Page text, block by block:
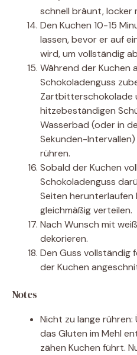
schnell bräunt, locker
Den Kuchen 10-15
lassen, bevor er auf
wird, um vollständig
Während der Kuchen
Schokoladenguss
Zartbitterschokolade
hitzebeständigen
Wasserbad (oder in
Sekunden-
rühren.
Sobald der Kuchen
Schokoladenguss
Seiten herunterlaufen
gleichmäßig verteilen.
Nach Wunsch mit
dekorieren.
Den Guss vollständig
der Kuchen
Notes
Nicht zu lange rühren:
das Gluten im Mehl
zähen Kuchen führt.